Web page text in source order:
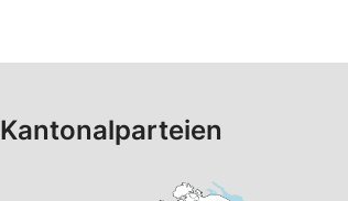
Kantonalparteien